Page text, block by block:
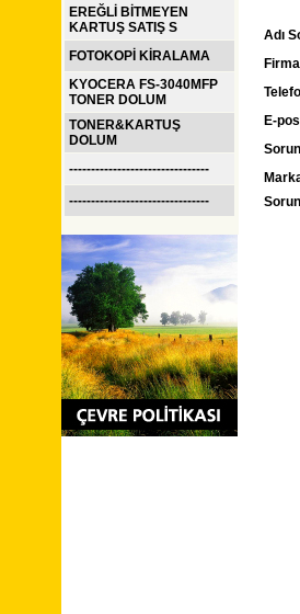
EREĞLİ BİTMEYEN
KARTUŞ SATIŞ S
FOTOKOPİ KİRALAMA
KYOCERA FS-3040MFP
TONER DOLUM
TONER&KARTUŞ
DOLUM
--------------------------------
--------------------------------
Adı
E-